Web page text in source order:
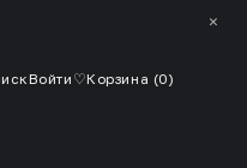
✕
Войти ♡Корзина (0)